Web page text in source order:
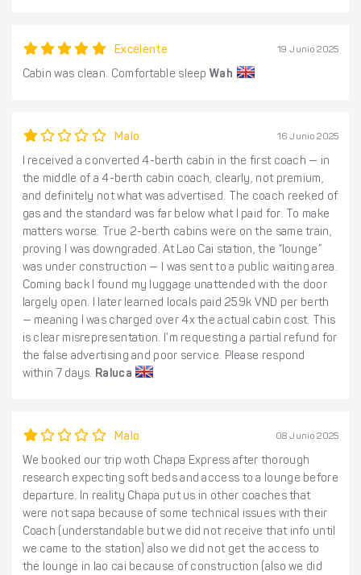
Excelente 19 Junio 2025
Cabin was clean. Comfortable sleepWah
Malo 16 Junio 2025
I received a converted 4-berth cabin in the first coach — in
the middle of a 4-berth cabin coach, clearly, not premium,
and definitely not what was advertised. The coach reeked of
gas and the standard was far below what I paid for. To make
matters worse: True 2-berth cabins were on the same train,
proving I was downgraded. At Lao Cai station, the “lounge”
was under construction — I was sent to a public waiting area.
Coming back I found my luggage unattended with the door
largely open. I later learned locals paid 259k VND per berth
— meaning I was charged over 4x the actual cabin cost. This
is clear misrepresentation. I’m requesting a partial refund for
the false advertising and poor service. Please respond
within 7 days. Raluca
Malo 08 Junio 2025
We booked our trip woth Chapa Express after thorough
research expecting soft beds and access to a lounge before
departure. In reality Chapa put us in other coaches that
were not sapa because of some technical issues with their
Coach (understandable but we did not receive that info until
we came to the station) also we did not get the access to
the lounge in lao cai because of construction (also we did